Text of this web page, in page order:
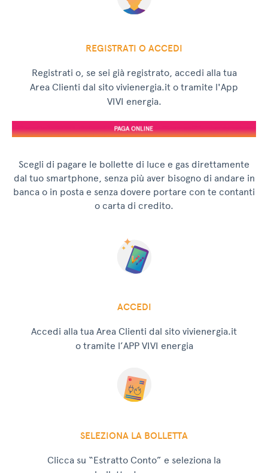
REGISTRATI O ACCEDI
Registrati o, se sei già registrato, accedi alla tua
Area Clienti dal sito vivienergia.it o tramite l'App
VIVI energia.
Scegli di pagare le bollette di luce e gas direttamente
dal tuo smartphone, senza più aver bisogno di andare in
banca o in posta e senza dovere portare con te contanti
o carta di credito.
ACCEDI
Accedi alla tua Area Clienti dal sito vivienergia.it
o tramite l’APP VIVI energia
SELEZIONA LA BOLLETTA
Clicca su “Estratto Conto” e seleziona la